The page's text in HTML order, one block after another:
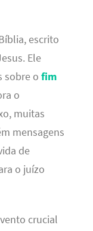
escrito
Ele
sobre o fim
o
muitas
mensagens
de
o juízo
crucial